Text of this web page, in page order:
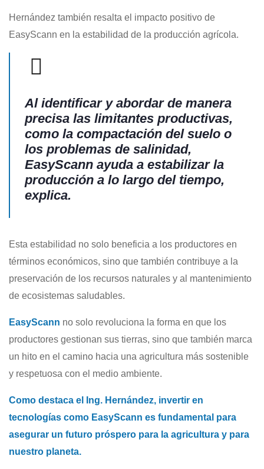
Hernández también resalta el impacto positivo de
EasyScann en la estabilidad de la producción agrícola.
Al identificar y abordar de manera
precisa las limitantes productivas,
como la compactación del suelo o
los problemas de salinidad,
EasyScann ayuda a estabilizar la
producción a lo largo del tiempo,
explica.
Esta estabilidad no solo beneficia a los productores en
términos económicos, sino que también contribuye a la
preservación de los recursos naturales y al mantenimiento
de ecosistemas saludables.
EasyScann no solo revoluciona la forma en que los
productores gestionan sus tierras, sino que también marca
un hito en el camino hacia una agricultura más sostenible
y respetuosa con el medio ambiente.
Como destaca el Ing. Hernández, invertir en
tecnologías como EasyScann es fundamental para
asegurar un futuro próspero para la agricultura y para
nuestro planeta.